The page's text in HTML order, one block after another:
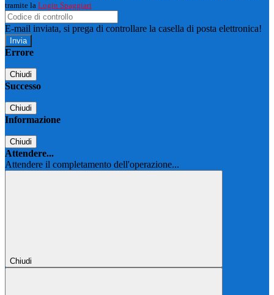
tramite la Login Spaggiari
E-mail inviata, si prega di controllare la casella di posta elettronica!
Errore
Chiudi
Successo
Chiudi
Informazione
Chiudi
Attendere...
Attendere il completamento dell'operazione...
Chiudi